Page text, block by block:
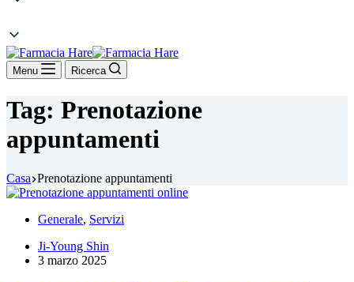
Menu Ricerca
Tag: Prenotazione
appuntamenti
Casa Prenotazione appuntamenti
Generale, Servizi
Ji-Young Shin
3 marzo 2025